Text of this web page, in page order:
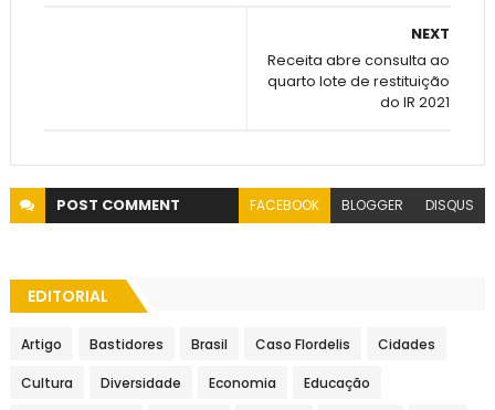
NEXT
Receita abre consulta ao
quarto lote de restituição
do IR 2021
POST COMMENT FACEBOOK BLOGGER DISQUS
EDITORIAL
Artigo Bastidores Brasil Caso Flordelis Cidades
Cultura Diversidade Economia Educação